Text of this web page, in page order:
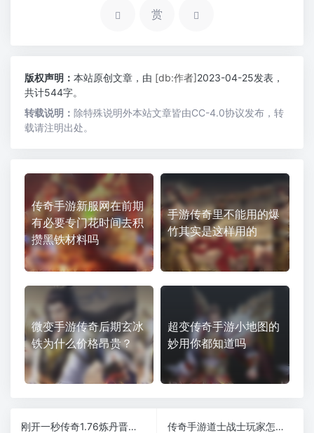
赏
版权声明： 本站原创文章，由 [db:作者]2023-04-25发表，
共计544字。
转载说明： 除特殊说明外本站文章皆由CC-4.0协议发布，转
载请注明出处。
传奇手游新服网在前期
有必要专门花时间去积
攒黑铁材料吗
手游传奇里不能用的爆
竹其实是这样用的
微变手游传奇后期玄冰
铁为什么价格昂贵？
超变传奇手游小地图的
妙用你都知道吗
刚开一秒传奇1.76炼丹晋级的目的都有哪些
传奇手游道士战士玩家怎么练级快（传奇手游战士带道士练级）